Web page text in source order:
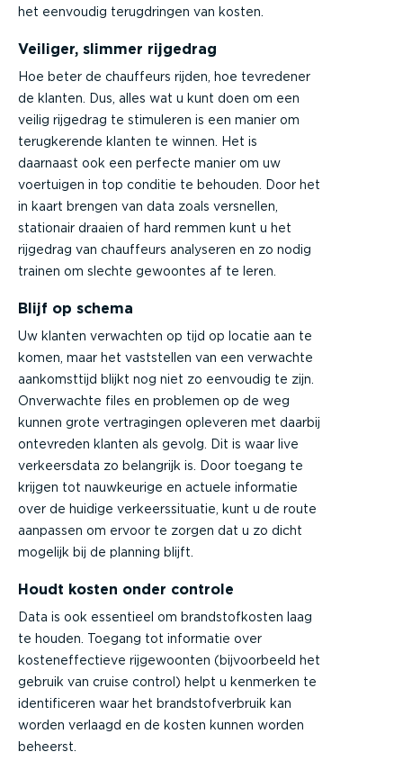
het eenvoudig terugdringen van kosten.
Veiliger, slimmer rijgedrag
Hoe beter de chauffeurs rijden, hoe tevredener
de klanten. Dus, alles wat u kunt doen om een
veilig rijgedrag te stimuleren is een manier om
terugkerende klanten te winnen. Het is
daarnaast ook een perfecte manier om uw
voertuigen in top conditie te behouden. Door het
in kaart brengen van data zoals versnellen,
stationair draaien of hard remmen kunt u het
rijgedrag van chauffeurs analyseren en zo nodig
trainen om slechte gewoontes af te leren.
Blijf op schema
Uw klanten verwachten op tijd op locatie aan te
komen, maar het vaststellen van een verwachte
aankomsttijd blijkt nog niet zo eenvoudig te zijn.
Onverwachte files en problemen op de weg
kunnen grote vertragingen opleveren met daarbij
ontevreden klanten als gevolg. Dit is waar live
verkeersdata zo belangrijk is. Door toegang te
krijgen tot nauwkeurige en actuele informatie
over de huidige verkeerssituatie, kunt u de route
aanpassen om ervoor te zorgen dat u zo dicht
mogelijk bij de planning blijft.
Houdt kosten onder controle
Data is ook essentieel om brandstofkosten laag
te houden. Toegang tot informatie over
kosteneffectieve rijgewoonten (bijvoorbeeld het
gebruik van cruise control) helpt u kenmerken te
identificeren waar het brandstofverbruik kan
worden verlaagd en de kosten kunnen worden
beheerst.